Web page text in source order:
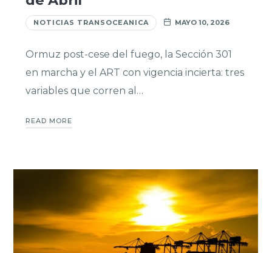
NOTICIAS TRANSOCEANICA MAYO 10, 2026
Ormuz post-cese del fuego, la Sección 301
en marcha y el ART con vigencia incierta: tres
variables que corren al…
READ MORE